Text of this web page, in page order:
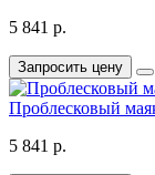
5 841 р.
Запросить цену
Проблесковый
5 841 р.